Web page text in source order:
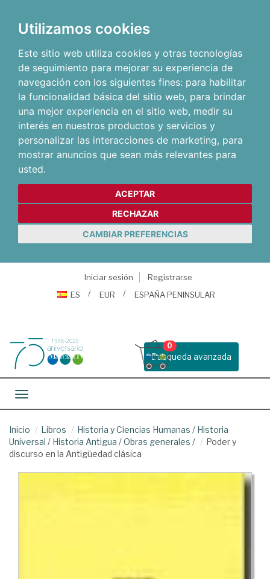
Utilizamos cookies
Este sitio web utiliza cookies y otras tecnologías
de seguimiento para mejorar su experiencia de
navegación con los siguientes fines: para habilitar
la funcionalidad básica del sitio web, para brindar
una mejor experiencia en el sitio web, medir su
interés en nuestros productos y servicios y
personalizar las interacciones de marketing, para
mostrar anuncios que sean más relevantes para
usted.
ACEPTAR
RECHAZAR
CAMBIAR PREFERENCIAS
Iniciar sesión
Registrarse
ES
EUR ESPAÑA PENINSULAR
Busqueda avanzada
0
Toggle navigation
Inicio Libros Historia y Ciencias Humanas / Historia
Universal / Historia Antigua /Obras generales /
Poder y
discurso en la Antigüedad clásica